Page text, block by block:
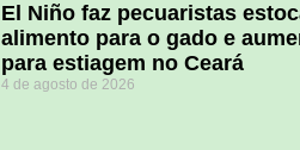
El Niño faz pecuaristas
alimento para o gado e
para estiagem no Ceará
4 de agosto de 2026